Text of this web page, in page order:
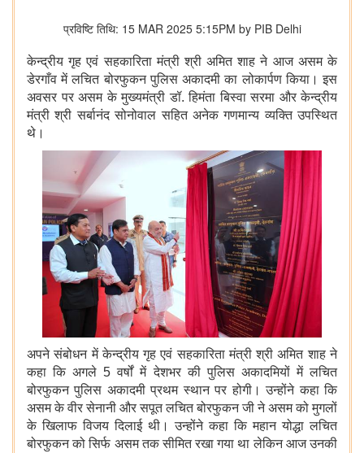
प्रविष्टि तिथि: 15 MAR 2025 5:15PM by PIB Delhi
केन्द्रीय गृह एवं सहकारिता मंत्री श्री अमित शाह ने आज असम के
डेरगाँव में लचित बोरफुकन पुलिस अकादमी का लोकार्पण किया। इस
अवसर पर असम के मुख्यमंत्री डॉ. हिमंता बिस्वा सरमा और केन्द्रीय
मंत्री श्री सर्बानंद सोनोवाल सहित अनेक गणमान्य व्यक्ति उपस्थित
थे।
अपने संबोधन में केन्द्रीय गृह एवं सहकारिता मंत्री श्री अमित शाह ने
कहा कि अगले 5 वर्षों में देशभर की पुलिस अकादमियों में लचित
बोरफुकन पुलिस अकादमी प्रथम स्थान पर होगी। उन्होंने कहा कि
असम के वीर सेनानी और सपूत लचित बोरफुकन जी ने असम को मुगलों
के खिलाफ विजय दिलाई थी। उन्होंने कहा कि महान योद्धा लचित
बोरफुकन को सिर्फ असम तक सीमित रखा गया था लेकिन आज उनकी